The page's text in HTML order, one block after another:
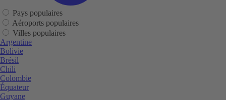
Pays populaires
Aéroports populaires
Villes populaires
Argentine
Bolivie
Brésil
Chili
Colombie
Équateur
Guyane